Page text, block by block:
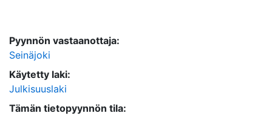
Pyynnön vastaanottaja:
Seinäjoki
Käytetty laki:
Julkisuuslaki
Tämän tietopyynnön tila: